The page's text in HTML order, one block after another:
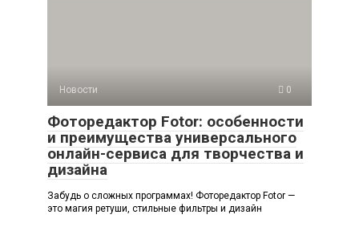
Новости 0
Фоторедактор Fotor: особенности
и преимущества универсального
онлайн-сервиса для творчества и
дизайна
Забудь о сложных программах! Фоторедактор Fotor —
это магия ретуши, стильные фильтры и дизайн